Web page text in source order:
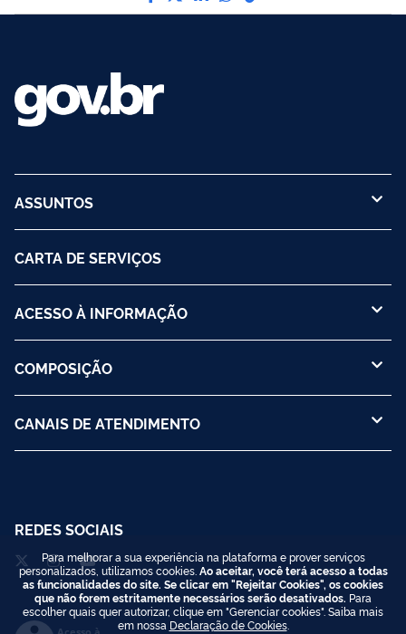
ASSUNTOS
CARTA DE SERVIÇOS
ACESSO À INFORMAÇÃO
COMPOSIÇÃO
CANAIS DE ATENDIMENTO
REDES SOCIAIS
Para melhorar a sua experiência na plataforma e prover serviços
personalizados, utilizamos cookies. Ao aceitar, você terá acesso a todas
as funcionalidades do site. Se clicar em "Rejeitar Cookies", os cookies
que não forem estritamente necessários serão desativados. Para
escolher quais quer autorizar, clique em "Gerenciar cookies". Saiba mais
em nossa Declaração de Cookies.